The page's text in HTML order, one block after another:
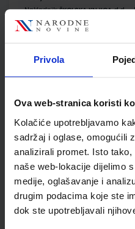
Privola
Ova web-stranica koristi
Kolačiće upotrebljavamo
sadržaj i oglase, omogućili
analizirali promet. Isto
naše web-lokacije dijelimo
medije, oglašavanje i
drugim podacima koje ste
dok ste upotrebljavali
Nakladnik:ŠKOLSKA KNJIGA d.d.
DOM
SKU:569511
KEMIJA 4; udžbenik kemije
Autor(i):Habuš Barić Tominac
Nakladnik: PROFIL KLETT d.o.o.
SKU:569304
ŠIFRA OMOTA: